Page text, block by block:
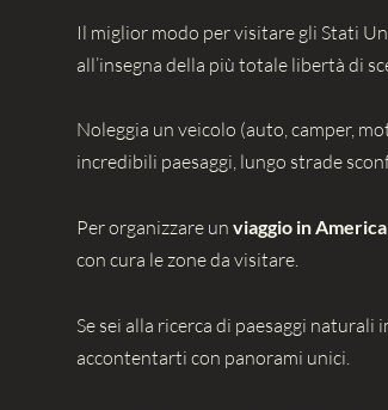
Il miglior modo per visitare gli Stati
all’insegna della più totale libertà di
Noleggia un veicolo (auto, camper,
incredibili paesaggi, lungo strade
Per organizzare un viaggio in America
con cura le zone da visitare.
Se sei alla ricerca di paesaggi
accontentarti con panorami unici.